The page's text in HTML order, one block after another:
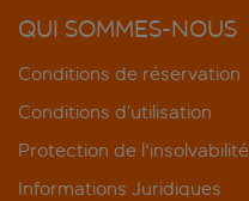
QUI SOMMES-NOUS
Conditions de réservation
Conditions d’utilisation
Protection de l'insolvabilité
Informations Juridiques